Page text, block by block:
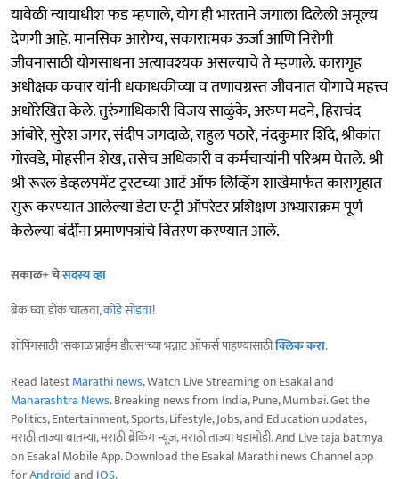
यावेळी न्यायाधीश फड म्हणाले, योग ही भारताने जगाला दिलेली अमूल्य
देणगी आहे. मानसिक आरोग्य, सकारात्मक ऊर्जा आणि निरोगी
जीवनासाठी योगसाधना अत्यावश्यक असल्याचे ते म्हणाले. कारागृह
अधीक्षक कवार यांनी धकाधकीच्या व तणावग्रस्त जीवनात योगाचे महत्त्व
अधोरेखित केले. तुरुंगाधिकारी विजय साळुंके, अरुण मदने, हिराचंद
आंबोरे, सुरेश जगर, संदीप जगदाळे, राहुल पठारे, नंदकुमार शिंदे, श्रीकांत
गोरवडे, मोहसीन शेख, तसेच अधिकारी व कर्मचाऱ्यांनी परिश्रम घेतले. श्री
श्री रूरल डेव्हलपमेंट ट्रस्टच्या आर्ट ऑफ लिव्हिंग शाखेमार्फत कारागृहात
सुरू करण्यात आलेल्या डेटा एन्ट्री ऑपरेटर प्रशिक्षण अभ्यासक्रम पूर्ण
केलेल्या बंदींना प्रमाणपत्रांचे वितरण करण्यात आले.
सकाळ+ चेसदस्य व्हा
ब्रेक घ्या, डोकं चालवा,कोडे सोडवा!
शॉपिंगसाठी 'सकाळ प्राईम डील्स'च्या भन्नाट ऑफर्स पाहण्यासाठीक्लिक करा.
Read latestMarathi news, Watch Live Streaming on Esakal and
Maharashtra News. Breaking news from India, Pune, Mumbai. Get the
Politics, Entertainment, Sports, Lifestyle, Jobs, and Education updates,
मराठी ताज्या बातम्या, मराठी ब्रेकिंग न्यूज, मराठी ताज्या घडामोडी. And Live taja batmya
on Esakal Mobile App. Download the Esakal Marathi news Channel app
forAndroidand IOS.